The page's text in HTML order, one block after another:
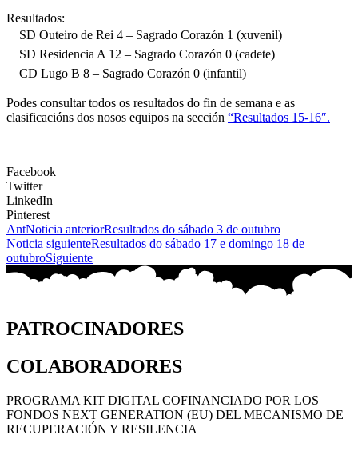
Resultados:
SD Outeiro de Rei 4 – Sagrado Corazón 1 (xuvenil)
SD Residencia A 12 – Sagrado Corazón 0 (cadete)
CD Lugo B 8 – Sagrado Corazón 0 (infantil)
Podes consultar todos os resultados do fin de semana e as
clasificacións dos nosos equipos na sección “Resultados 15-16″.
Facebook
Twitter
LinkedIn
Pinterest
AntNoticia anteriorResultados do sábado 3 de outubro
Noticia siguienteResultados do sábado 17 e domingo 18 de
outubroSiguiente
PATROCINADORES
COLABORADORES
PROGRAMA KIT DIGITAL COFINANCIADO POR LOS
FONDOS NEXT GENERATION (EU) DEL MECANISMO DE
RECUPERACIÓN Y RESILENCIA